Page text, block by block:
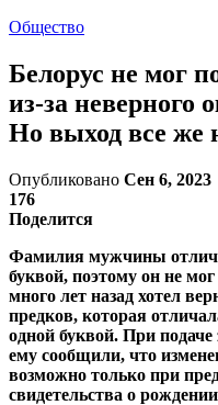
Общество
Белорус не мог
из-за неверного
Но выход все же
Опубликовано Сен 6, 2023
176
Поделится
Фамилия мужчины
буквой, поэтому он не
много лет назад хотел
предков, которая
одной буквой. При подаче
ему сообщили, что
возможно только при
свидетельства о